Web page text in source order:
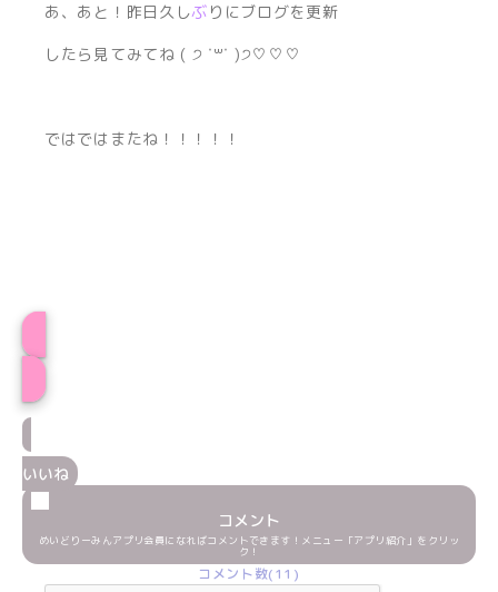
あ、あと！昨日久しぶ りにブログを更新
したら見てみてね ( ੭ ˙꒳​˙ )੭♡♡♡
ではではまたね！！！！！
いいね
コメント
めいどりーみんアプリ会員になればコメントできます！メニュー「アプリ紹介」をクリッ
ク！
コメント数(11)